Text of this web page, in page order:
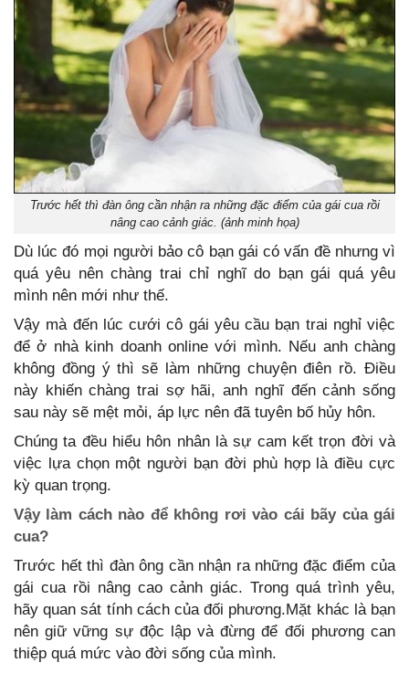
Trước hết thì đàn ông cần nhận ra những đặc điểm của gái cua rồi
nâng cao cảnh giác. (ảnh minh họa)
Dù lúc đó mọi người bảo cô bạn gái có vấn đề nhưng vì
quá yêu nên chàng trai chỉ nghĩ do bạn gái quá yêu
mình nên mới như thế.
Vậy mà đến lúc cưới cô gái yêu cầu bạn trai nghỉ việc
để ở nhà kinh doanh online với mình. Nếu anh chàng
không đồng ý thì sẽ làm những chuyện điên rồ. Điều
này khiến chàng trai sợ hãi, anh nghĩ đến cảnh sống
sau này sẽ mệt mỏi, áp lực nên đã tuyên bố hủy hôn.
Chúng ta đều hiểu hôn nhân là sự cam kết trọn đời và
việc lựa chọn một người bạn đời phù hợp là điều cực
kỳ quan trọng.
Vậy làm cách nào để không rơi vào cái bãy của gái
cua?
Trước hết thì đàn ông cần nhận ra những đặc điểm của
gái cua rồi nâng cao cảnh giác. Trong quá trình yêu,
hãy quan sát tính cách của đối phương.Mặt khác là bạn
nên giữ vững sự độc lập và đừng để đối phương can
thiệp quá mức vào đời sống của mình.